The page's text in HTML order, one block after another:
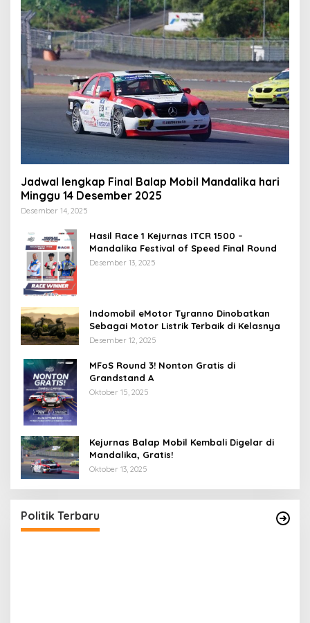
Jadwal lengkap Final Balap Mobil Mandalika hari
Minggu 14 Desember 2025
Desember 14, 2025
Hasil Race 1 Kejurnas ITCR 1500 –
Mandalika Festival of Speed Final Round
Desember 13, 2025
Indomobil eMotor Tyranno Dinobatkan
Sebagai Motor Listrik Terbaik di Kelasnya
Desember 12, 2025
MFoS Round 3! Nonton Gratis di
Grandstand A
Oktober 15, 2025
Kejurnas Balap Mobil Kembali Digelar di
Mandalika, Gratis!
Oktober 13, 2025
Politik Terbaru
Pengamanan Pilkada
Di Berita, Daerah, Politik